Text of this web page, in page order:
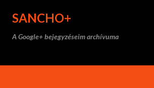
SANCHO+
A Google+ bejegyzéseim archívuma